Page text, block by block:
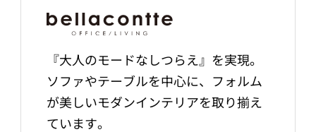
『大人のモードなしつらえ』を実現。
ソファやテーブルを中心に、フォルム
が美しいモダンインテリアを取り揃え
ています。